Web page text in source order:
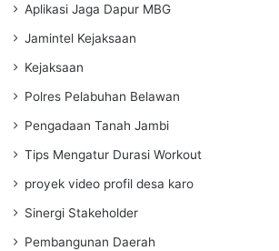
Aplikasi Jaga Dapur MBG
Jamintel Kejaksaan
Kejaksaan
Polres Pelabuhan Belawan
Pengadaan Tanah Jambi
Tips Mengatur Durasi Workout
proyek video profil desa karo
Sinergi Stakeholder
Pembangunan Daerah